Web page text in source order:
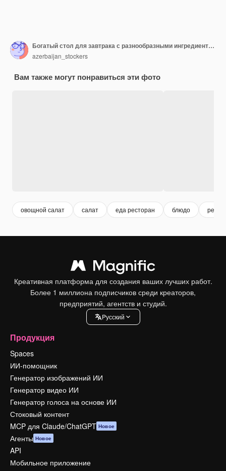
Богатый стол для завтрака с разнообразными ингредиентами.
azerbaijan_stockers
Вам также могут понравиться эти фото
овощной салат салат еда ресторан блюдо
Креативная платформа для создания ваших лучших работ.
Более 1 миллиона подписчиков среди креаторов,
предприятий, агентств и студий.
Pусский
Продукция
Spaces
ИИ-помощник
Генератор изображений ИИ
Генератор видео ИИ
Генератор голоса на основе ИИ
Стоковый контент
MCP для Claude/ChatGPT Новое
Агенты Новое
API
Мобильное приложение